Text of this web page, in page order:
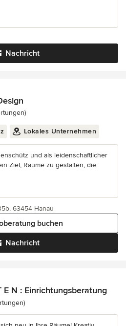
Nachricht
5 von 5 Sternen
Lokales Unternehmen
und als leidenschaftlicher
Ziel, Räume zu gestalten, die
Nachricht
buchen
63454 Hanau
E N : Einrichtungsberatung
4.9 von 5 Sternen